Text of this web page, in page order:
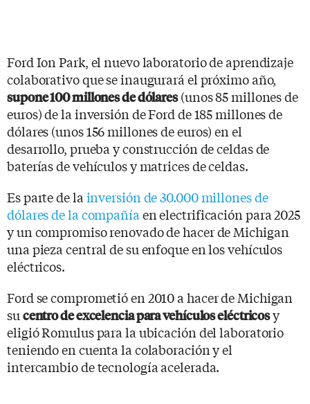
Ford Ion Park, el nuevo laboratorio de aprendizaje
colaborativo que se inaugurará el próximo año,
supone 100 millones de dólares(unos 85 millones de
euros) de la inversión de Ford de 185 millones de
dólares (unos 156 millones de euros) en el
desarrollo, prueba y construcción de celdas de
baterías de vehículos y matrices de celdas.
Es parte de la inversión de 30.000 millones de
dólares de la compañía en electrificación para 2025
y un compromiso renovado de hacer de Michigan
una pieza central de su enfoque en los vehículos
eléctricos.
Ford se comprometió en 2010 a hacer de Michigan
su centro de excelencia para vehículos eléctricosy
eligió Romulus para la ubicación del laboratorio
teniendo en cuenta la colaboración y el
intercambio de tecnología acelerada.